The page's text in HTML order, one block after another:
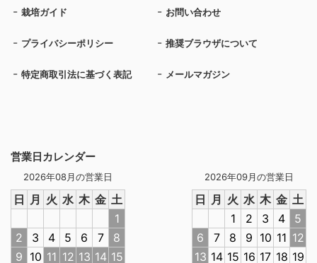
営業日カレンダー
2026年08月の営業日
日 月 火 水 木 金 土
1
2
3 4 5 6 7
8
9 10 11 12 13 14 15
2026年09月の営業日
日 月 火 水 木 金 土
1
2 3 4
5
6
7 8 9 10 11 12
13 14 15 16 17 18 19
栽培ガイド お問い合わせ
プライバシーポリシー 推奨ブラウザについて
特定商取引法に基づく表記 メールマガジン